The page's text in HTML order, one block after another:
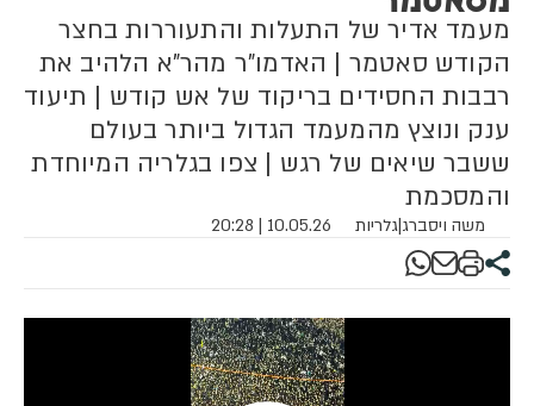
מעמד אדיר של התעלות והתעוררות בחצר
הקודש סאטמר | האדמו"ר מהר"א הלהיב את
רבבות החסידים בריקוד של אש קודש | תיעוד
ענק ונוצץ מהמעמד הגדול ביותר בעולם
ששבר שיאים של רגש | צפו בגלריה המיוחדת
והמסכמת
משה ויסברג|גלריות 10.05.26 | 20:28